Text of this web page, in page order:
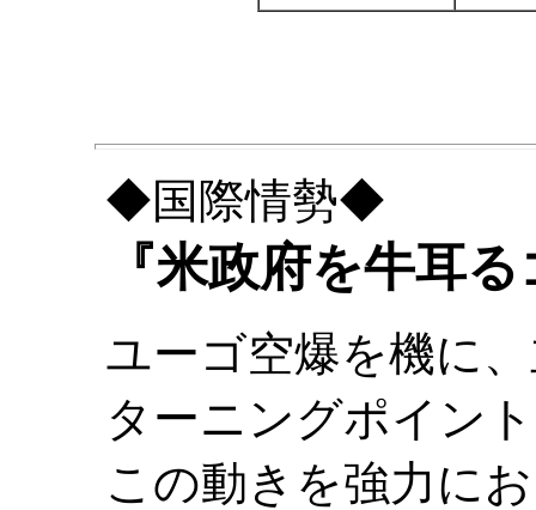
◆国際情勢◆
『米政府を牛耳
ユーゴ空爆を機に
ターニングポイン
この動きを強力に